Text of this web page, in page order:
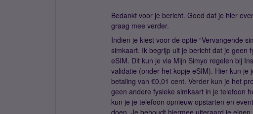
Bedankt voor je bericht. Goed dat je hier
graag mee verder.
Indien je kiest voor de optie “Vervangende
simkaart. Ik begrijp uit je bericht dat je geen
eSIM. Dit kun je via Mijn Simyo regelen bij
validatie (onder het kopje eSIM). Hier kun
betaling van €0,01 cent. Verder kun je het
geen andere fysieke simkaart in je telefoon
kun je je telefoon opnieuw opstarten en
doen. Je behoudt hiermee uiteraard je eigen